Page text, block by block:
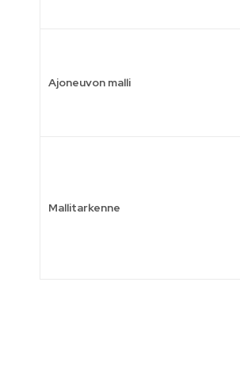
Ajoneuvon malli
Mallitarkenne